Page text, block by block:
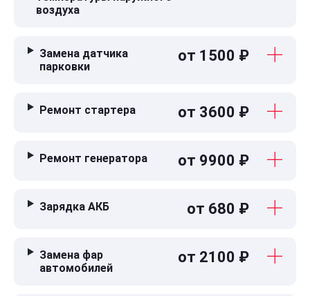
воздуха
Замена датчика
парковки
от 1500 ₽
Ремонт стартера от 3600 ₽
Ремонт генератора от 9900 ₽
Зарядка АКБ от 680 ₽
Замена фар
автомобилей
от 2100 ₽